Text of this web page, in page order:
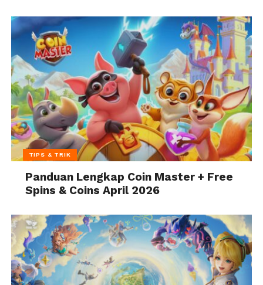
TIPS & TRIK
Panduan Lengkap Coin Master + Free
Spins & Coins April 2026